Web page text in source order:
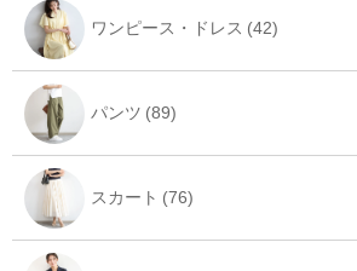
ワンピース・ドレス
パンツ
スカート